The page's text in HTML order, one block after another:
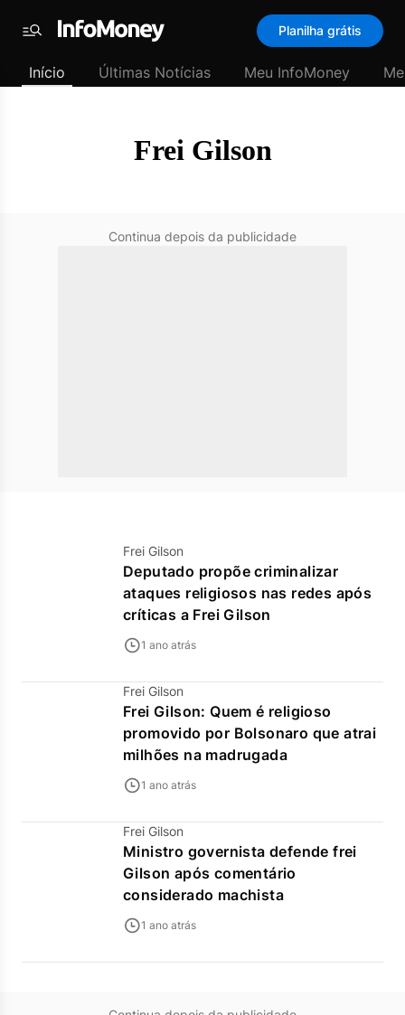
Padrão
Últimas
Menu
Planilha grátis
Início Últimas Notícias Meu InfoMoney
Frei Gilson
Continua depois da publicidade
Frei Gilson
Deputado propõe criminalizar
ataques religiosos nas redes após
críticas a Frei Gilson
1 ano atrás
Frei Gilson
Frei Gilson: Quem é religioso
promovido por Bolsonaro que atrai
milhões na madrugada
1 ano atrás
Frei Gilson
Ministro governista defende frei
Gilson após comentário
considerado machista
1 ano atrás